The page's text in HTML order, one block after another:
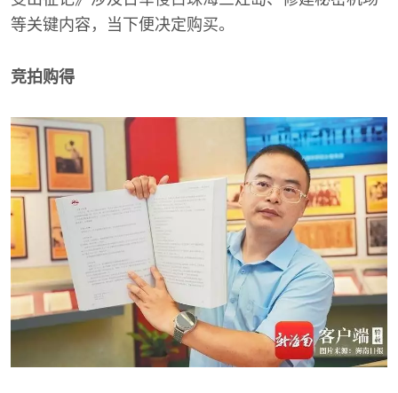
等关键内容，当下便决定购买。
竞拍购得